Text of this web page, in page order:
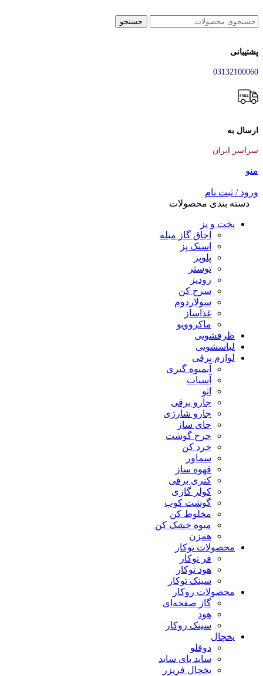
جستجو
پشتیبانی
03132100060
ارسال به
سراسر ایران
منو
ورود / ثبت نام
دسته بندی محصولات
پخت و پز
اجاق گاز مبله
اسنک پز
پلوپز
توستر
زودپز
سرخ کن
سولاردوم
غذاساز
ماکروویو
ظرفشویی
لباسشویی
لوازم برقی
آبمیوه گیری
آسیاب
اتو
جارو برقی
جارو شارژی
چای ساز
چرخ گوشت
خرد کن
سماور
قهوه ساز
کتری برقی
کولر گازی
گوشت کوب
مخلوط کن
میوه خشک کن
همزن
محصولات توکار
فر توکار
هود توکار
سینک توکار
محصولات روکار
گاز صفحه‌ای
هود
سینک روکار
یخچال
دوقلو
ساید بای ساید
یخچال فریزر